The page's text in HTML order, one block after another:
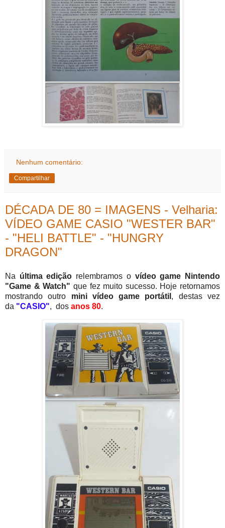
Nenhum comentário:
Compartilhar
DÉCADA DE 80 = IMAGENS - Velharia:
VÍDEO GAME CASIO "WESTER BAR"
- "HELI BATTLE" - "HUNGRY
DRAGON"
Na última edição relembramos o vídeo game Nintendo
"Game & Watch" que fez muito sucesso. Hoje retornamos
mostrando outro mini vídeo game portátil , destas vez
da "CASIO", dos anos 80.